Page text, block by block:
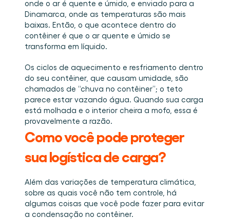
onde o ar é quente e úmido, e enviado para a
Dinamarca, onde as temperaturas são mais
baixas. Então, o que acontece dentro do
contêiner é que o ar quente e úmido se
transforma em líquido.
Os ciclos de aquecimento e resfriamento dentro
do seu contêiner, que causam umidade, são
chamados de “chuva no contêiner”; o teto
parece estar vazando água. Quando sua carga
está molhada e o interior cheira a mofo, essa é
provavelmente a razão.
Como você pode proteger
sua logística de carga?
Além das variações de temperatura climática,
sobre as quais você não tem controle, há
algumas coisas que você pode fazer para evitar
a condensação no contêiner.